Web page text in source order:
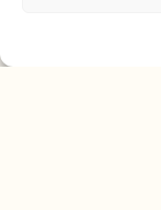
intégration